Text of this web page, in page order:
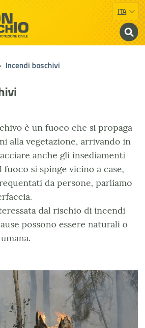
ITA
Protezione Civile
Incendi boschivi
è un fuoco che si propaga
alla vegetazione, arrivando in
anche gli insediamenti
fuoco si spinge vicino a case,
da persone, parliamo
dal rischio di incendi
possono essere naturali o